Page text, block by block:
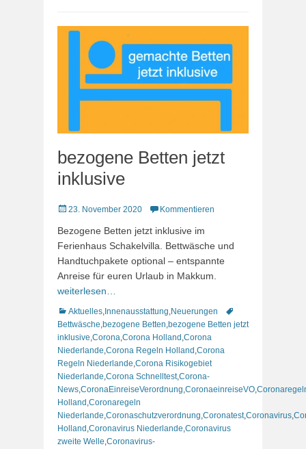
bezogene Betten jetzt
inklusive
Veröffentlicht
23. November 2020 Kommentieren
Bezogene Betten jetzt inklusive im
Ferienhaus Schakelvilla. Bettwäsche und
Handtuchpakete optional – entspannte
Anreise für euren Urlaub in Makkum.
weiterlesen…
Kategorien
Aktuelles, Innenausstattung,Neuerungen
Schlagworte
Bettwäsche,bezogene Betten,bezogene Betten jetzt
inklusive,Corona,Corona Holland ,Corona
Niederlande,Corona Regeln Holland ,Corona
Regeln Niederlande,Corona Risikogebiet
Niederlande,Corona Schnelltest,Corona-
News,CoronaEinreiseVerordnung,CoronaeinreiseVO,
Holland ,Coronaregeln
Niederlande,Coronaschutzverordnung,Coronatest,Coronavirus,
Holland ,Coronavirus Niederlande,Coronavirus
zweite Welle,Coronavirus-